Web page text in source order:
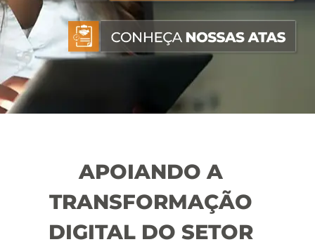
APOIANDO A
TRANSFORMAÇÃO
DIGITAL DO SETOR